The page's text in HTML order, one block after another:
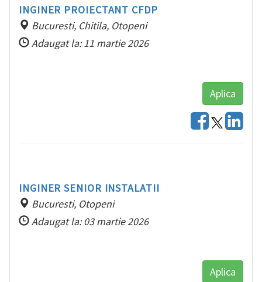
INGINER PROIECTANT CFDP
Bucuresti, Chitila, Otopeni
Adaugat la: 11 martie 2026
Aplica
INGINER SENIOR INSTALATII
Bucuresti, Otopeni
Adaugat la: 03 martie 2026
Aplica